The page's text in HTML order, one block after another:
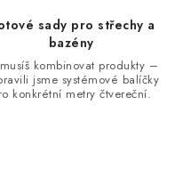
sady pro střechy a
bazény
kombinovat produkty –
jsme systémové balíčky
konkrétní metry čtvereční.